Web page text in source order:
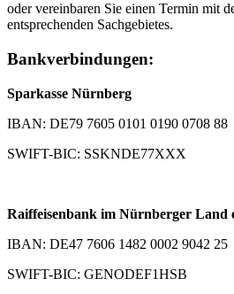
oder vereinbaren Sie einen Termin mit
entsprechenden Sachgebietes.
Bankverbindungen:
Sparkasse Nürnberg
IBAN: DE79 7605 0101 0190 0708 88
SWIFT-BIC: SSKNDE77XXX
Raiffeisenbank im Nürnberger Land
IBAN: DE47 7606 1482 0002 9042 25
SWIFT-BIC: GENODEF1HSB